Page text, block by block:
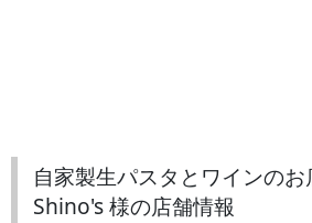
自家製生パスタとワインの
Shino's 様の店舗情報